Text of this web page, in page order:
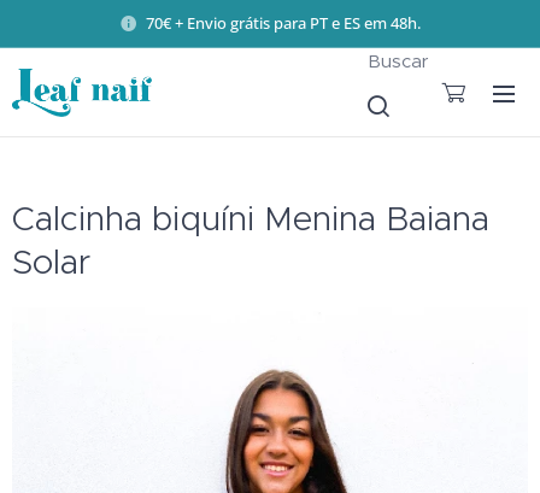
70€ + Envio grátis para PT e ES em 48h.
Buscar
Calcinha biquíni Menina Baiana
Solar